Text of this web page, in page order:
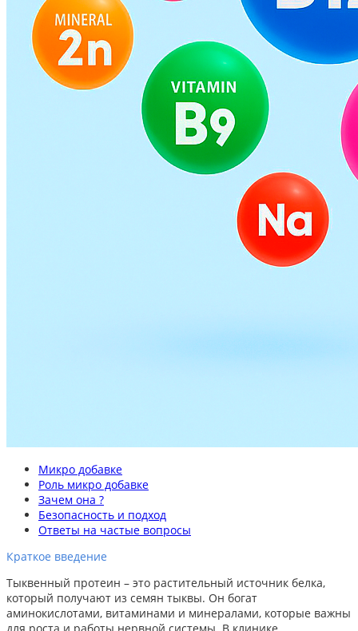
Микро добавке
Роль микро добавке
Зачем она ?
Безопасность и подход
Ответы на частые вопросы
Краткое введение
Тыквенный протеин – это растительный источник белка,
который получают из семян тыквы. Он богат
аминокислотами, витаминами и минералами, которые важны
для роста и работы нервной системы. В клинике